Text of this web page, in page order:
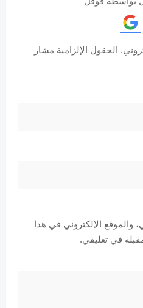
الحقول الإلزامية مشار
والموقع الإلكتروني في هذا
في تعليقي.